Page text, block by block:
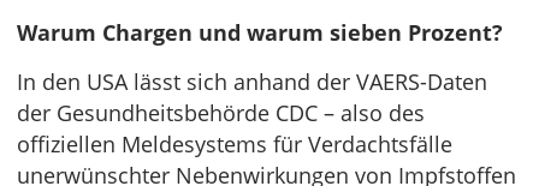
Warum Chargen und warum sieben Prozent?
In den USA lässt sich anhand der VAERS-Daten
der Gesundheitsbehörde CDC – also des
offiziellen Meldesystems für Verdachtsfälle
unerwünschter Nebenwirkungen von Impfstoffen